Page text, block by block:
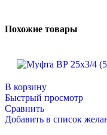
Похожие товары
В корзину
Быстрый просмотр
Сравнить
Добавить в список